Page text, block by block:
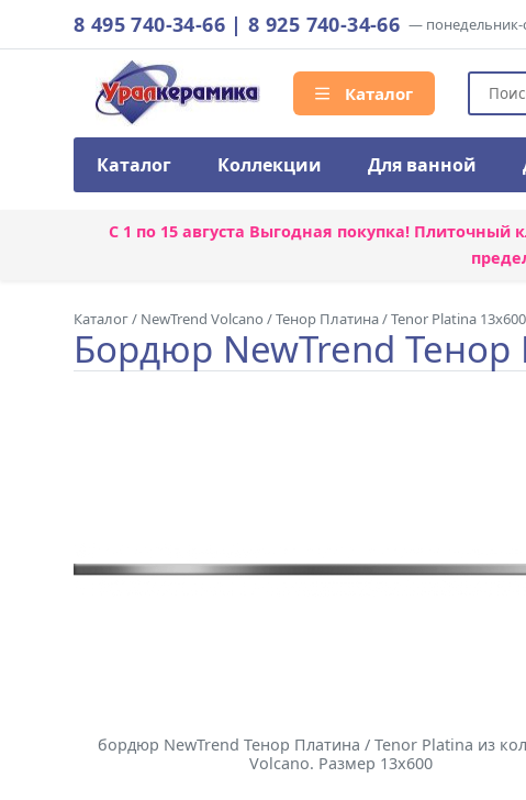
8 495 740-34-66 |8 925 740-34-66 — понедельник-
Каталог
Каталог Коллекции Для ванной
С 1 по 15 августа Выгодная покупка! Плиточный
Каталог/ NewTrend Volcano /Тенор Платина / Tenor Platina 13x600
Бордюр NewTrend Тенор
бордюр NewTrend Тенор Платина / Tenor Platina из
Volcano. Размер 13x600